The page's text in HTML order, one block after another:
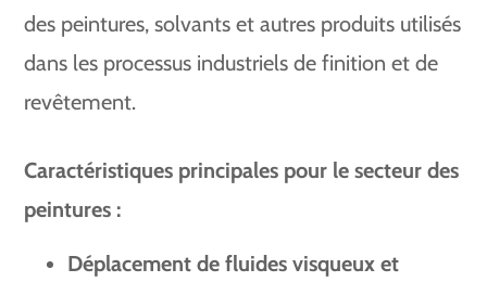
des peintures, solvants et autres produits utilisés
dans les processus industriels de finition et de
revêtement.
Caractéristiques principales pour le secteur des
peintures :
Déplacement de fluides visqueux et